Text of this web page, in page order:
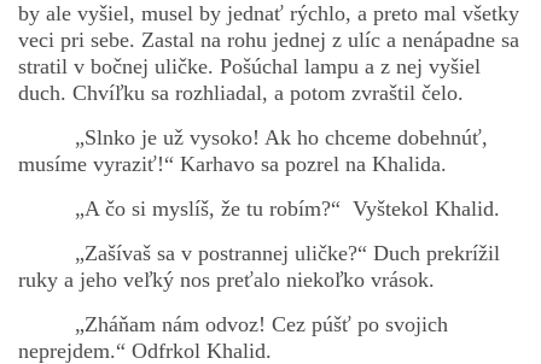
by ale vyšiel, musel by jednať rýchlo, a preto mal všetky
veci pri sebe. Zastal na rohu jednej z ulíc a nenápadne sa
stratil v bočnej uličke. Pošúchal lampu a z nej vyšiel
duch. Chvíľku sa rozhliadal, a potom zvraštil čelo.
„Slnko je už vysoko! Ak ho chceme dobehnúť,
musíme vyraziť!“ Karhavo sa pozrel na Khalida.
„A čo si myslíš, že tu robím?“ Vyštekol Khalid.
„Zašívaš sa v postrannej uličke?“ Duch prekrížil
ruky a jeho veľký nos preťalo niekoľko vrások.
„Zháňam nám odvoz! Cez púšť po svojich
neprejdem.“ Odfrkol Khalid.